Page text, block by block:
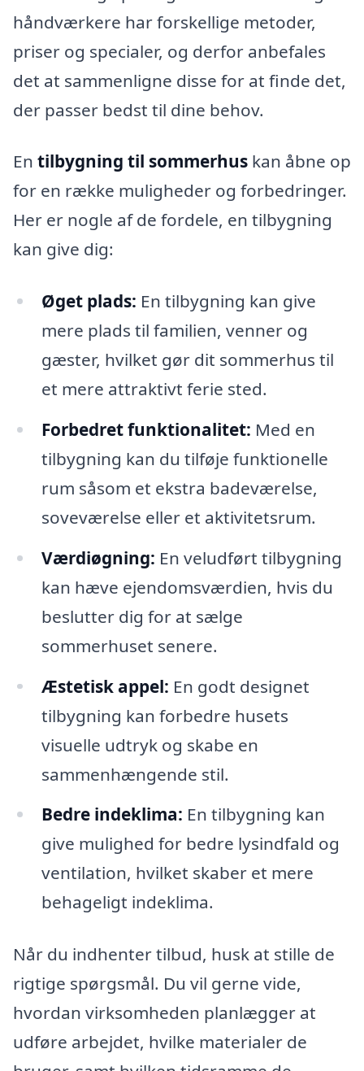
håndværkere har forskellige metoder,
priser og specialer, og derfor anbefales
det at sammenligne disse for at finde det,
der passer bedst til dine behov.
En tilbygning til sommerhus kan åbne op
for en række muligheder og forbedringer.
Her er nogle af de fordele, en tilbygning
kan give dig:
Øget plads: En tilbygning kan give
mere plads til familien, venner og
gæster, hvilket gør dit sommerhus til
et mere attraktivt ferie sted.
Forbedret funktionalitet: Med en
tilbygning kan du tilføje funktionelle
rum såsom et ekstra badeværelse,
soveværelse eller et aktivitetsrum.
Værdiøgning: En veludført tilbygning
kan hæve ejendomsværdien, hvis du
beslutter dig for at sælge
sommerhuset senere.
Æstetisk appel: En godt designet
tilbygning kan forbedre husets
visuelle udtryk og skabe en
sammenhængende stil.
Bedre indeklima: En tilbygning kan
give mulighed for bedre lysindfald og
ventilation, hvilket skaber et mere
behageligt indeklima.
Når du indhenter tilbud, husk at stille de
rigtige spørgsmål. Du vil gerne vide,
hvordan virksomheden planlægger at
udføre arbejdet, hvilke materialer de